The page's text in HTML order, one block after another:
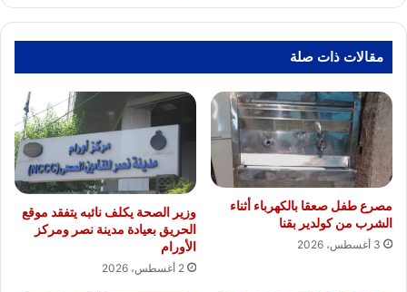
مقالات ذات صلة
مصرع طفل صعقا بالكهرباء أثناء
الشرب من كولدير بقنا
3 أغسطس، 2026
وزير الصحة يكلف نائبه يتفقد موقع
الحريق بعيادة مدينة نصر ومركز
الأورام
2 أغسطس، 2026